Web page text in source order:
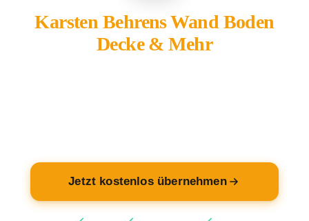
Karsten Behrens Wand Boden
Decke & Mehr
Jetzt kostenlos übernehmen